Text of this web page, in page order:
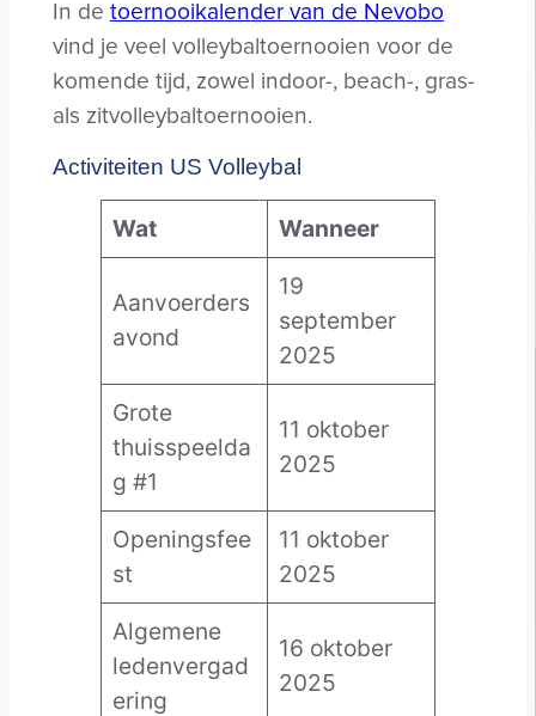
In de toernooikalender van de Nevobo
vind je veel volleybaltoernooien voor de
komende tijd, zowel indoor-, beach-, gras-
als zitvolleybaltoernooien.
Activiteiten US Volleybal
Wat Wanneer
Aanvoerders
avond
19
september
2025
Grote
thuisspeelda
g #1
11 oktober
2025
Openingsfee
st
11 oktober
2025
Algemene
ledenvergad
ering
16 oktober
2025